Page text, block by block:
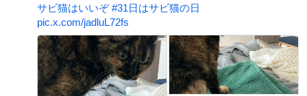
サビ猫はいいぞ #31日はサビ猫の日
pic.x.com/jadluL72fs